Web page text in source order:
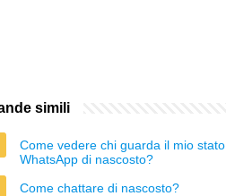
simili
Come vedere chi guarda il mio stato
WhatsApp di nascosto?
Come chattare di nascosto?